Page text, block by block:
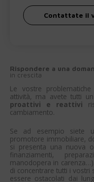
Contattate il
Rispondere a una
in crescita
Le vostre
attività, ma avete tutti
proattivi e reattivi
cambiamento.
Se ad esempio siete
promotore immobiliare,
si presenta una nuova
finanziamenti,
manodopera in
di concentrare tutti i
essere ostacolati dai